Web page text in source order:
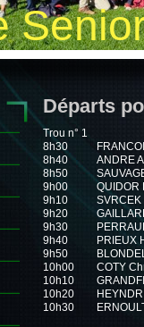
Départs
Trou n° 1
8h30
8h40
ANDRE
8h50
9h00
QUIDOR
9h10
9h20
9h30
9h40
PRIEUX
9h50
10h00
COTY
10h10
10h20
10h30